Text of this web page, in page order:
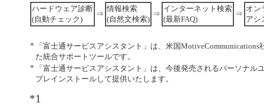
ハードウェア診断
(自動チェック)
⇒
情報検索
(自然文検索)
⇒
インターネット検索
(最新FAQ)
⇒
オン
アシ
*
「富士通サービスアシスタント」は、米国
た統合サポートツールです。
*
「富士通サービスアシスタント」は、今後発売されるパーソナル
プレインストールして提供いたします。
*1